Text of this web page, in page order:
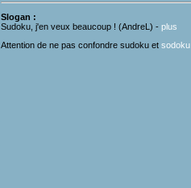
Slogan :
Sudoku, j'en veux beaucoup ! (AndreL) - plus
Attention de ne pas confondre sudoku et sodoku